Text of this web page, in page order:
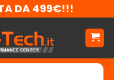
DA 499€!!!